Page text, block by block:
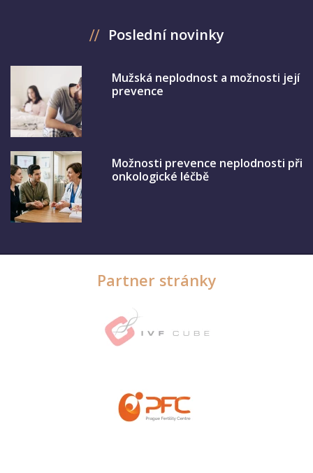
Poslední novinky
Mužská neplodnost a možnosti její
prevence
Možnosti prevence neplodnosti při
onkologické léčbě
Partner stránky